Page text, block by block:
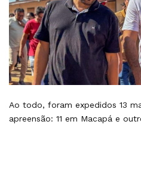
Ao todo, foram expedidos 13
apreensão: 11 em Macapá e